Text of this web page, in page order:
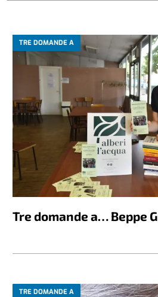
TRE DOMANDE A
Tre domande a… Beppe
TRE DOMANDE A